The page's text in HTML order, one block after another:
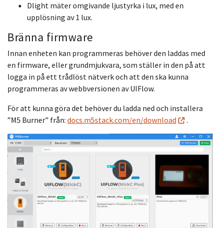
Dlight mäter omgivande ljustyrka i lux, med en
upplösning av 1 lux.
Bränna firmware
Innan enheten kan programmeras behöver den laddas med
en firmware, eller grundmjukvara, som ställer in den på att
logga in på ett trådlöst nätverk och att den ska kunna
programmeras av webbversionen av UIFlow.
För att kunna göra det behöver du ladda ned och installera
”M5 Burner” från: docs.m5stack.com/en/download .